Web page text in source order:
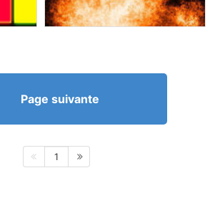
Page suivante
1